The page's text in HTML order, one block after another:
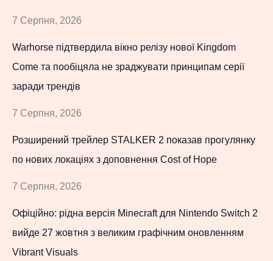
7 Серпня, 2026
Warhorse підтвердила вікно релізу нової Kingdom
Come та пообіцяла не зраджувати принципам серії
заради трендів
7 Серпня, 2026
Розширений трейлер STALKER 2 показав прогулянку
по нових локаціях з доповнення Cost of Hope
7 Серпня, 2026
Офіційно: рідна версія Minecraft для Nintendo Switch 2
вийде 27 жовтня з великим графічним оновленням
Vibrant Visuals